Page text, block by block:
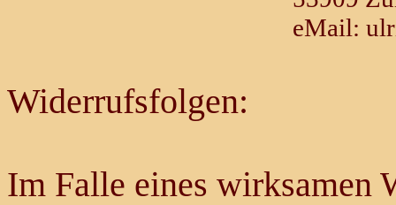
eMail:
Widerrufsfolgen:
Im Falle eines wirksamen